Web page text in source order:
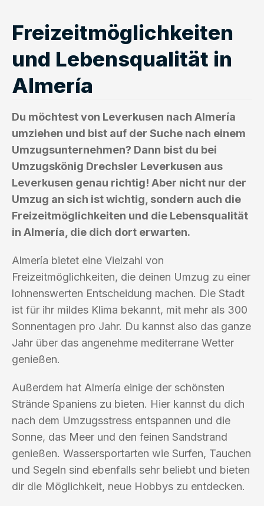
Freizeitmöglichkeiten
und Lebensqualität in
Almería
Du möchtest von Leverkusen nach Almería
umziehen und bist auf der Suche nach einem
Umzugsunternehmen? Dann bist du bei
Umzugskönig Drechsler Leverkusen aus
Leverkusen genau richtig! Aber nicht nur der
Umzug an sich ist wichtig, sondern auch die
Freizeitmöglichkeiten und die Lebensqualität
in Almería, die dich dort erwarten.
Almería bietet eine Vielzahl von
Freizeitmöglichkeiten, die deinen Umzug zu einer
lohnenswerten Entscheidung machen. Die Stadt
ist für ihr mildes Klima bekannt, mit mehr als 300
Sonnentagen pro Jahr. Du kannst also das ganze
Jahr über das angenehme mediterrane Wetter
genießen.
Außerdem hat Almería einige der schönsten
Strände Spaniens zu bieten. Hier kannst du dich
nach dem Umzugsstress entspannen und die
Sonne, das Meer und den feinen Sandstrand
genießen. Wassersportarten wie Surfen, Tauchen
und Segeln sind ebenfalls sehr beliebt und bieten
dir die Möglichkeit, neue Hobbys zu entdecken.